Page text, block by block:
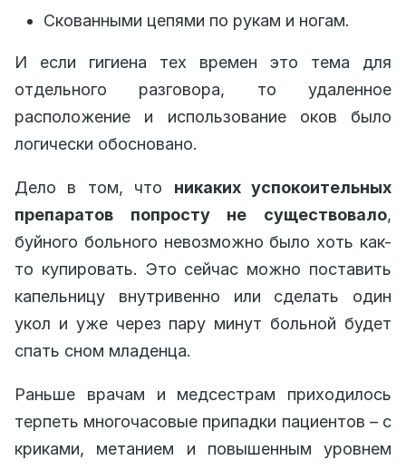
Скованными цепями по рукам и ногам.
И если гигиена тех времен это тема для
отдельного разговора, то удаленное
расположение и использование оков было
логически обосновано.
Дело в том, что никаких успокоительных
препаратов попросту не существовало,
буйного больного невозможно было хоть как-
то купировать. Это сейчас можно поставить
капельницу внутривенно или сделать один
укол и уже через пару минут больной будет
спать сном младенца.
Раньше врачам и медсестрам приходилось
терпеть многочасовые припадки пациентов – с
криками, метанием и повышенным уровнем